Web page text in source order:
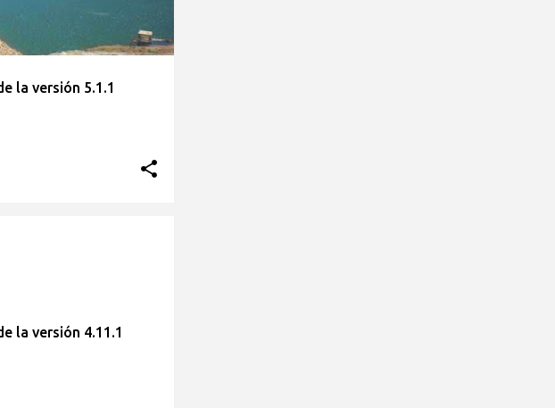
la versión 5.1.1
la versión 4.11.1